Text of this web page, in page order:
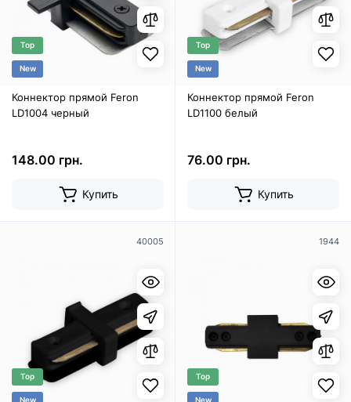
Top
New
Коннектор прямой Feron
LD1004 черный
148.00 грн.
Купить
Top
New
Коннектор прямой Feron
LD1100 белый
76.00 грн.
Купить
40005
Top
New
1944
Top
New